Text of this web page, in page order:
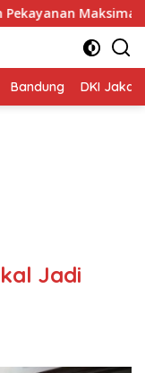
Direksi Jasa
Bandung DKI
Jadi